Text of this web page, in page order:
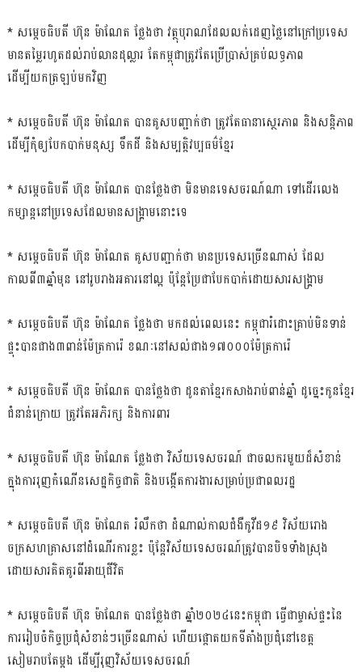
* សម្ដេចធិបតី ហ៊ុន ម៉ាណែត ថ្លែងថា វត្ថុបុរាណដែលលក់ដេញថ្លៃនៅក្រៅប្រទេស
មានតម្លៃរហូតដល់រាប់លានដុល្លារ តែកម្ពុជាត្រូវតែប្រើប្រាស់គ្រប់លទ្ធភាព
ដើម្បីយកត្រឡប់មកវិញ
* សម្ដេចធិបតី ហ៊ុន ម៉ាណែត បានគូសបញ្ជាក់ថា ត្រូវតែធានាស្ថេរភាព និងសន្ដិភាព
ដើម្បីកុំឲ្យបែកបាក់មនុស្ស ទឹកដី និងសម្បត្តិវប្បធម៌ខ្មែរ
* សម្ដេចធិបតី ហ៊ុន ម៉ាណែត បានថ្លែងថា មិនមានទេសចរណ៍ណា ទៅដើរលេង
កម្សាន្ដនៅប្រទេសដែលមានសង្គ្រាមនោះទេ
* សម្ដេចធិបតី ហ៊ុន ម៉ាណែត គូសបញ្ជាក់ថា មានប្រទេសច្រើនណាស់ ដែល
កាលពី៣ឆ្នាំមុន នៅរូបរាងអគារនៅល្អ ប៉ុន្ដែប្រែជាបែកបាក់ដោយសារសង្គ្រាម
* សម្ដេចធិបតី ហ៊ុន ម៉ាណែត ថ្លែងថា មកដល់ពេលនេះ កម្ពុជារំដោះគ្រាប់មិនទាន់
ផ្ទុះបានជាង៣ពាន់ម៉ែត្រការ៉េ ខណៈនៅសល់ជាង១៧០០០ម៉ែត្រការ៉េ
* សម្ដេចធិបតី ហ៊ុន ម៉ាណែត បានថ្លែងថា ដូនតាខ្មែរកសាងរាប់ពាន់ឆ្នាំ ដូច្នេះកូនខ្មែរ
ជំនាន់ក្រោយ ត្រូវតែអភិរក្ស និងការពារ
* សម្ដេចធិបតី ហ៊ុន ម៉ាណែត ថ្លែងថា វិស័យទេសចរណ៍ ជាចលករមួយដ៏សំខាន់
ក្នុងការរុញកំណើនសេដ្ឋកិច្ចជាតិ និងបង្កើតការងារសម្រាប់ប្រជាពលរដ្ឋ
* សម្ដេចធិបតី ហ៊ុន ម៉ាណែត រំលឹកថា ដំណាល់កាលជំងឺកូវីដ១៩ វិស័យរោង
ចក្រសហគ្រាសនៅដំណើរការខ្លះ ប៉ុន្ដែវិស័យទេសចរណ៍ត្រូវបានបិទទាំងស្រុង
ដោយសារគិតគូរពីអាយុជីវិត
* សម្ដេចធិបតី ហ៊ុន ម៉ាណែត បានថ្លែងថា ឆ្នាំ២០២៤នេះកម្ពុជា ធ្វើជាម្ចាស់ផ្ទះនៃ
ការរៀបចំកិច្ចប្រជុំសំខាន់ៗច្រើនណាស់ ហើយផ្ដោតយកទីតាំងប្រជុំនៅខេត្ត
សៀមរាបតែម្ដង ដើម្បីរុញវិស័យទេសចរណ៍